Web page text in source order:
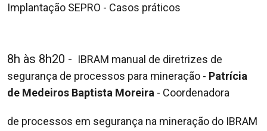
Implantação SEPRO - Casos práticos
8h às 8h20 - IBRAM manual de diretrizes de
segurança de processos para mineração - Patrícia
de Medeiros Baptista Moreira - Coordenadora
de processos em segurança na mineração do IBRAM